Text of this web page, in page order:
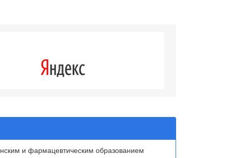
и фармацевтическим образованием